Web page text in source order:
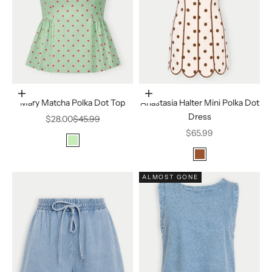
Elige opciones
Mary Matcha Polka Dot Top
Precio de oferta
$28.00Precio normal
$45.99
Light Green
Elige opciones
Anastasia Halter Mini Polka Dot
Dress
Precio de oferta
$65.99
cream with brown
ALMOST GONE